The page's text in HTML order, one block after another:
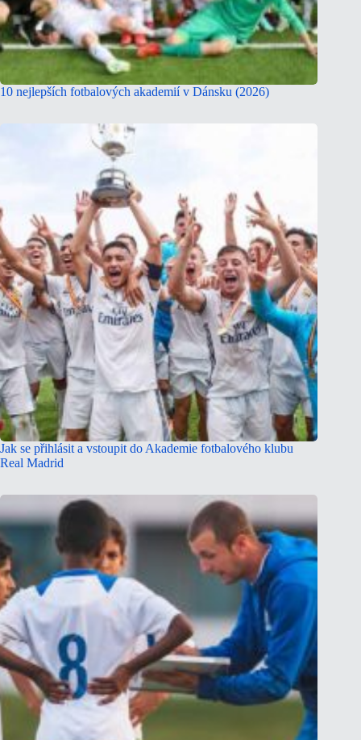
10 nejlepších fotbalových akademií v Dánsku (2026)
Jak se přihlásit a vstoupit do Akademie fotbalového klubu
Real Madrid